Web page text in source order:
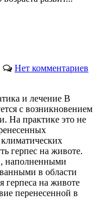
Нет комментариев
и лечение В
с возникновением
На практике это не
герпес на животе.
наполненными
в области
герпеса на животе
перенесенной в